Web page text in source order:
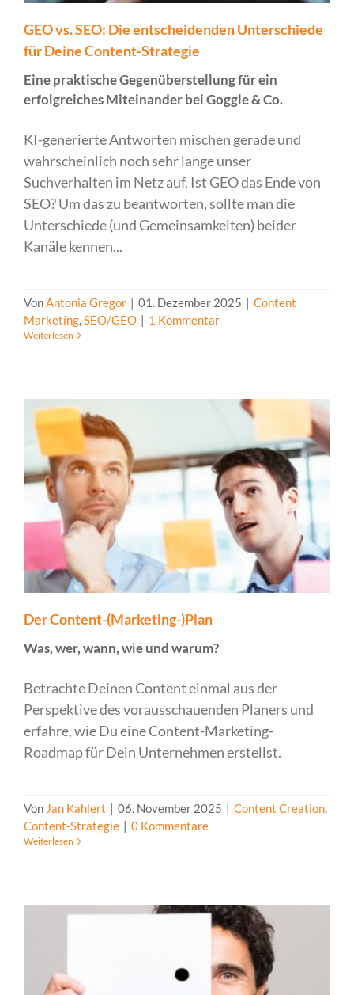
GEO vs. SEO: Die entscheidenden Unterschiede
für Deine Content-Strategie
Eine praktische Gegenüberstellung für ein
erfolgreiches Miteinander bei Goggle & Co.
KI-generierte Antworten mischen gerade und
wahrscheinlich noch sehr lange unser
Suchverhalten im Netz auf. Ist GEO das Ende von
SEO? Um das zu beantworten, sollte man die
Unterschiede (und Gemeinsamkeiten) beider
Kanäle kennen...
VonAntonia Gregor 01. Dezember 2025
Content
Marketing,SEO/GEO 1 Kommentar
Weiterlesen
Der Content-(Marketing-)Plan
Was, wer, wann, wie und warum?
Betrachte Deinen Content einmal aus der
Perspektive des vorausschauenden Planers und
erfahre, wie Du eine Content-Marketing-
Roadmap für Dein Unternehmen erstellst.
Von Jan Kahlert | 06. November 2025 | Content Creation,
Content-Strategie | 0 Kommentare
Weiterlesen